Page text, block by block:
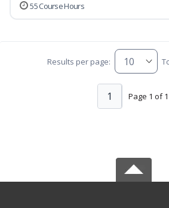
55 Course Hours
Results per page:
Page 1 of 1
1